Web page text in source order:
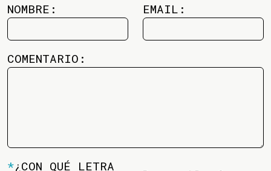
NOMBRE: EMAIL:
COMENTARIO:
*¿CON QUÉ LETRA